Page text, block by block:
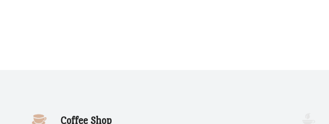
Coffee Shop